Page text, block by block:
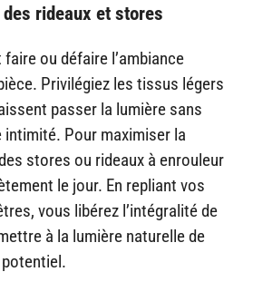
rideaux et stores
ou défaire l’ambiance
Privilégiez les tissus légers
passer la lumière sans
Pour maximiser la
stores ou rideaux à enrouleur
le jour. En repliant vos
vous libérez l’intégralité de
à la lumière naturelle de